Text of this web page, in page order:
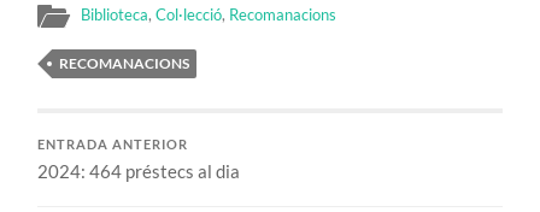
Biblioteca,Col·lecció, Recomanacions
RECOMANACIONS
ENTRADA ANTERIOR
2024: 464 préstecs al dia